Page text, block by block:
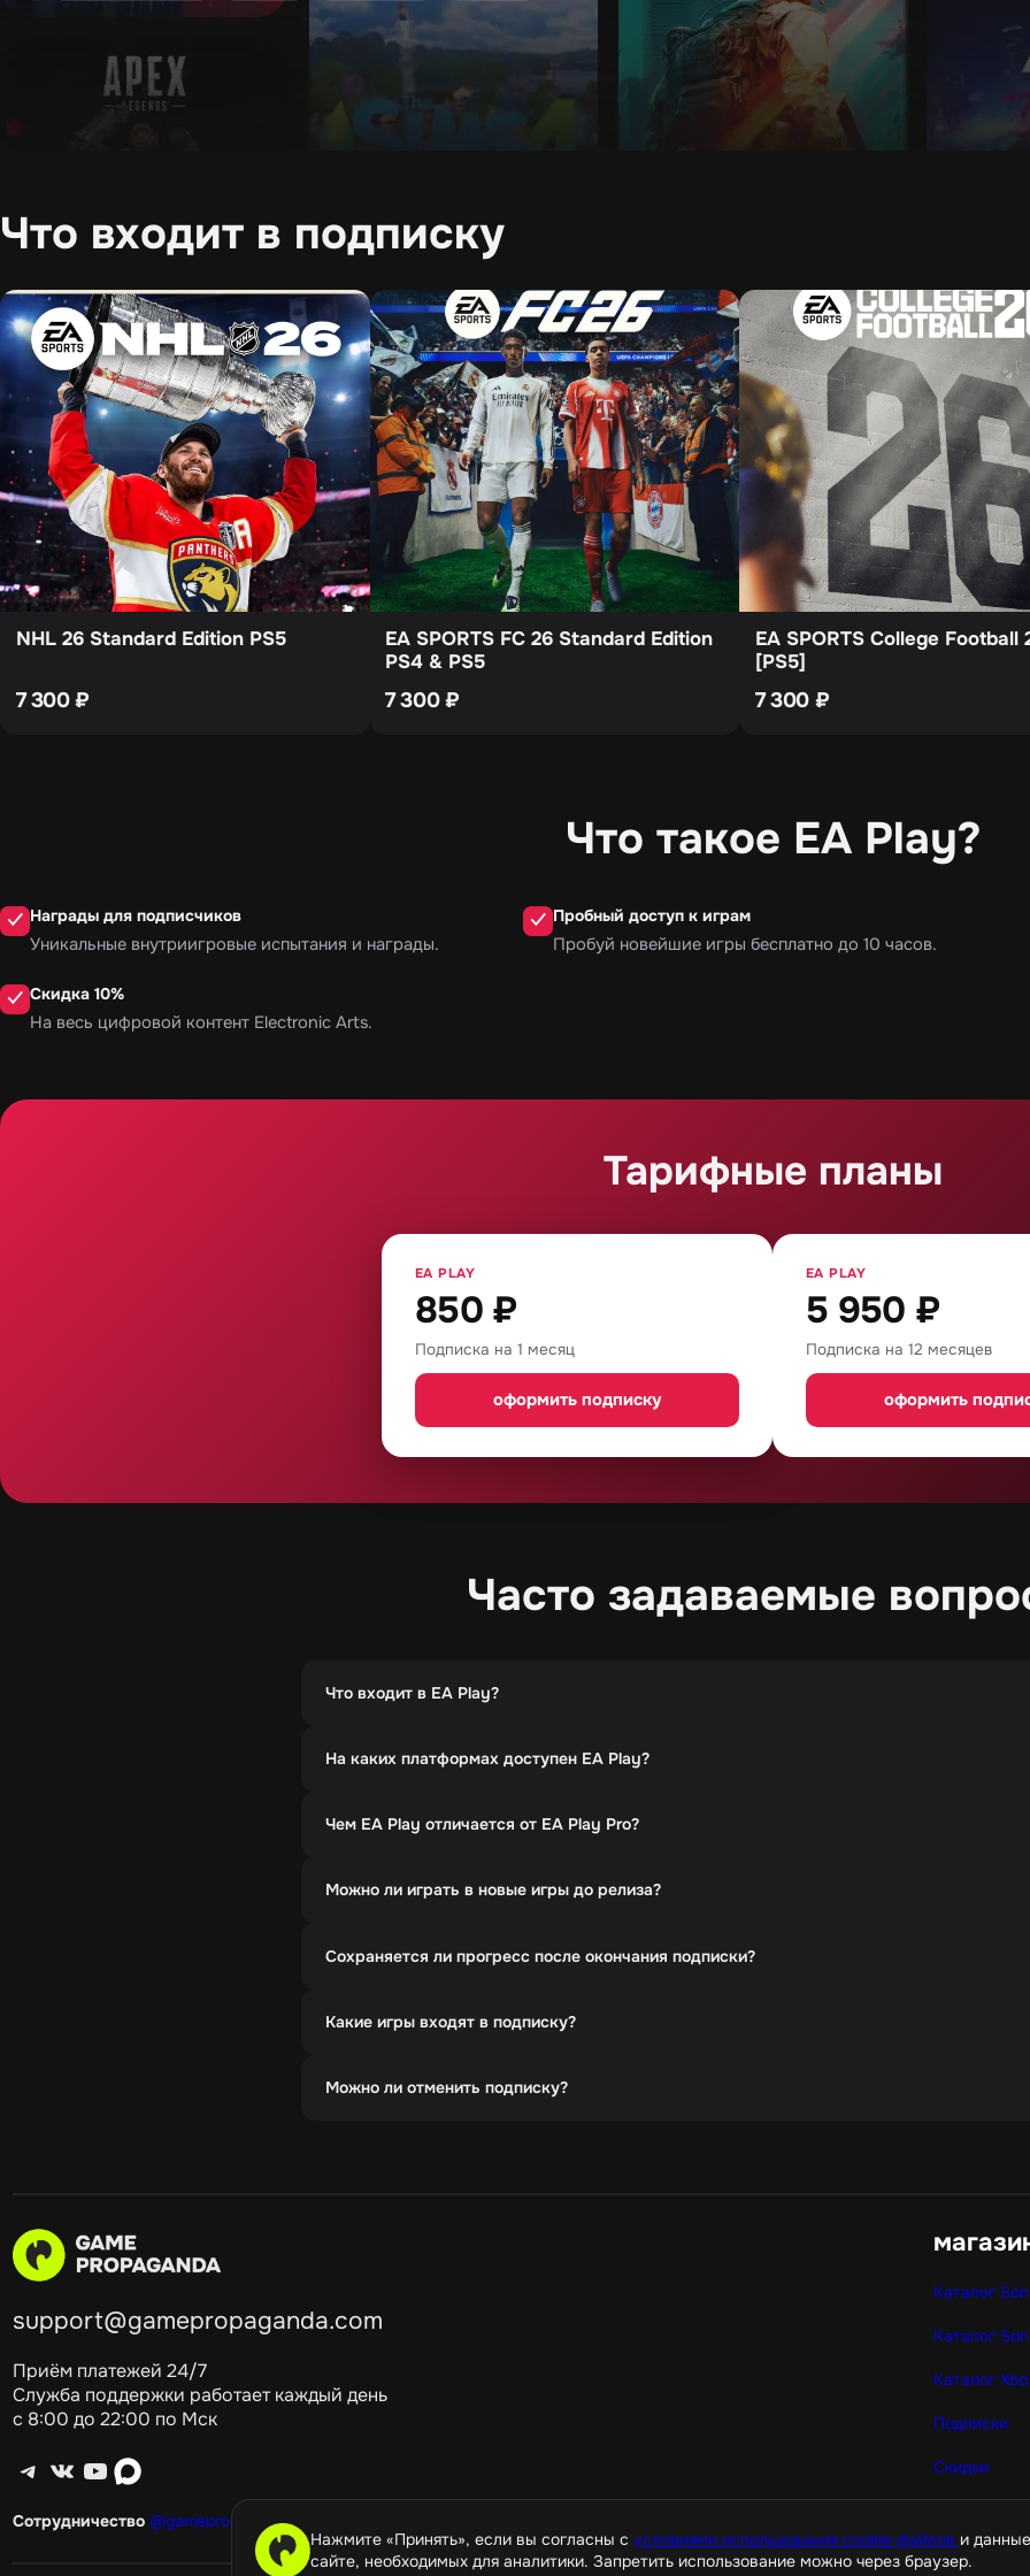
Нажмите «Принять», если вы согласны с условиями использования cookie-файлов и
сайте, необходимых для аналитики. Запретить использование можно через браузер.
Что входит в подписку
NHL 26 Standard Edition PS5
7 300₽
EA SPORTS FC 26 Standard Edition
PS4 & PS5
7 300₽
EA SPORTS College Football
[PS5]
7 300 ₽
Что такое EA Play?
✓ Награды для подписчиков
Уникальные внутриигровые испытания и награды.
✓ Пробный доступ к играм
Пробуй новейшие игры бесплатно до 10 часов.
✓ Скидка 10%
На весь цифровой контент Electronic Arts.
Тарифные планы
EA PLAY
850 ₽
Подписка на 1 месяц
оформить подписку
EA PLAY
5 950 ₽
Подписка на 12 месяцев
оформить
Часто задаваемые
Что входит в EA Play?
На каких платформах доступен EA Play?
Чем EA Play отличается от EA Play Pro?
Можно ли играть в новые игры до релиза?
Сохраняется ли прогресс после окончания подписки?
Какие игры входят в подписку?
Можно ли отменить подписку?
support@gamepropaganda.com
Приём платежей 24/7
Служба поддержки работает каждый день
с 8:00 до 22:00 по Мск
Telegram ВКонтакте YouTube max
Сотрудничество @gamepropagandagang
Каталог
Каталог
Каталог
Подписки
Скидки